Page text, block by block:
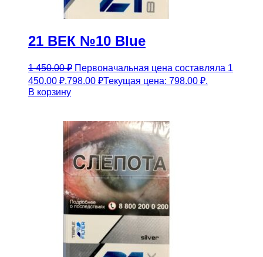
21 ВЕК №10 Blue
1 450.00₽ Первоначальная цена составляла 1
450.00 ₽.798.00 ₽Текущая цена: 798.00 ₽.
В корзину